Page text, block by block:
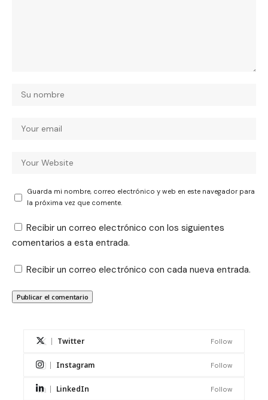
Guarda mi nombre, correo electrónico y web en este navegador para
la próxima vez que comente.
Recibir un correo electrónico con los siguientes
comentarios a esta entrada.
Recibir un correo electrónico con cada nueva entrada.
Twitter Follow
Instagram Follow
LinkedIn Follow